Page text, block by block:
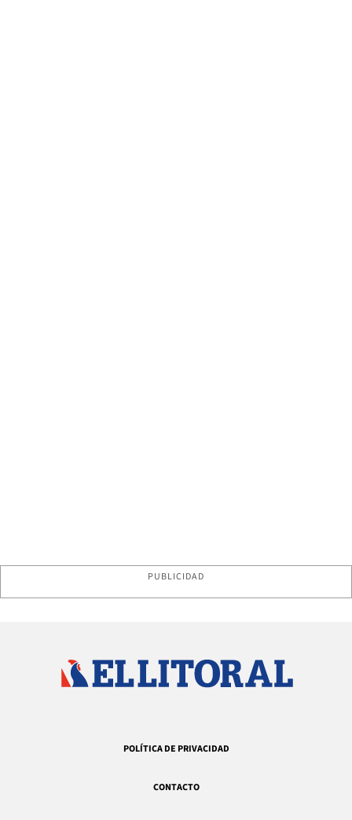
PUBLICIDAD
POLÍTICA DE PRIVACIDAD
CONTACTO